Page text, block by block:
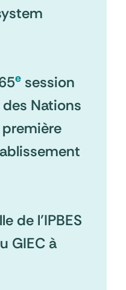
e session
des Nations
de l’IPBES
GIEC à